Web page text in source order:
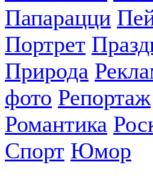
Папарацци
Портрет
Природа
фото Репортаж
Романтика
Спорт Юмор